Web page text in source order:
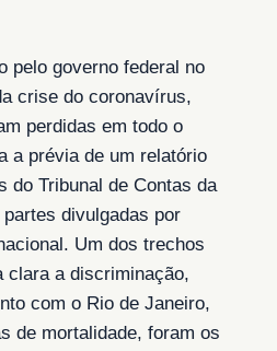
pelo governo federal no
crise do coronavírus,
perdidas em todo o
a prévia de um relatório
do Tribunal de Contas da
divulgadas por
Um dos trechos
clara a discriminação,
com o Rio de Janeiro,
de mortalidade, foram os